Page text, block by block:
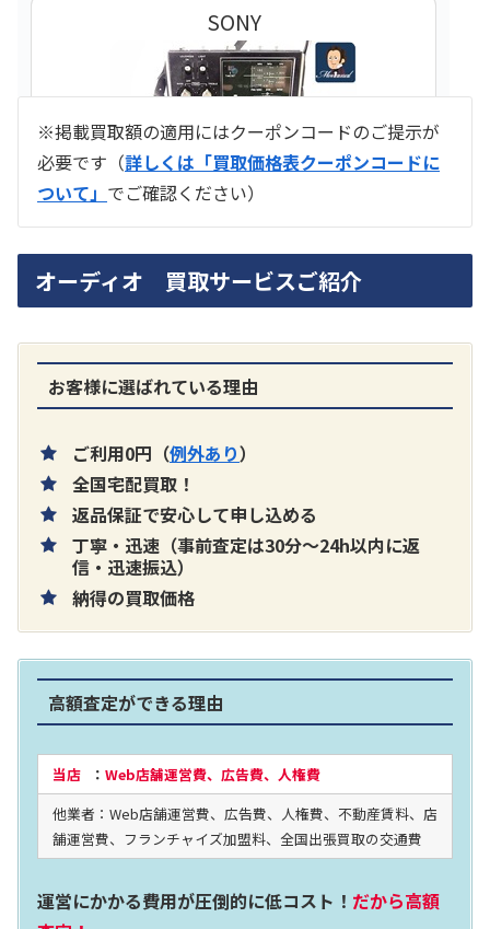
SONY
買取価格：お問合せください
SONY
片耳巻き取りイヤホン内蔵ラジオ SRF-
2024年12月更新 オーディオ買取価格
LUXKIT
※掲載買取額の適用にはクーポンコードのご提示が
必要です（詳しくは「買取価格表クーポンコードに
ついて」 でご確認ください）
オーディオ 買取サービスご紹介
お客様に選ばれている理由
ご利用0円（例外あり）
全国宅配買取！
返品保証で安心して申し込める
丁寧・迅速（事前査定は30分～24h以内に返
信・迅速振込）
納得の買取価格
高額査定ができる理由
当店： Web店舗運営費、広告費、人権費
他業者：Web店舗運営費、広告費、人権費、不動産賃料、店
舗運営費、フランチャイズ加盟料、全国出張買取の交通費
運営にかかる費用が圧倒的に低コスト！ だから高額